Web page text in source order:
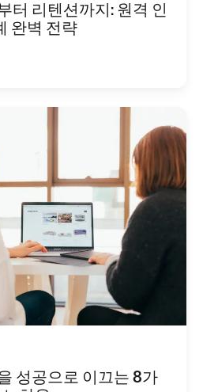
터 리텐션까지: 원격 인
완벽 전략
성공으로 이끄는 8가